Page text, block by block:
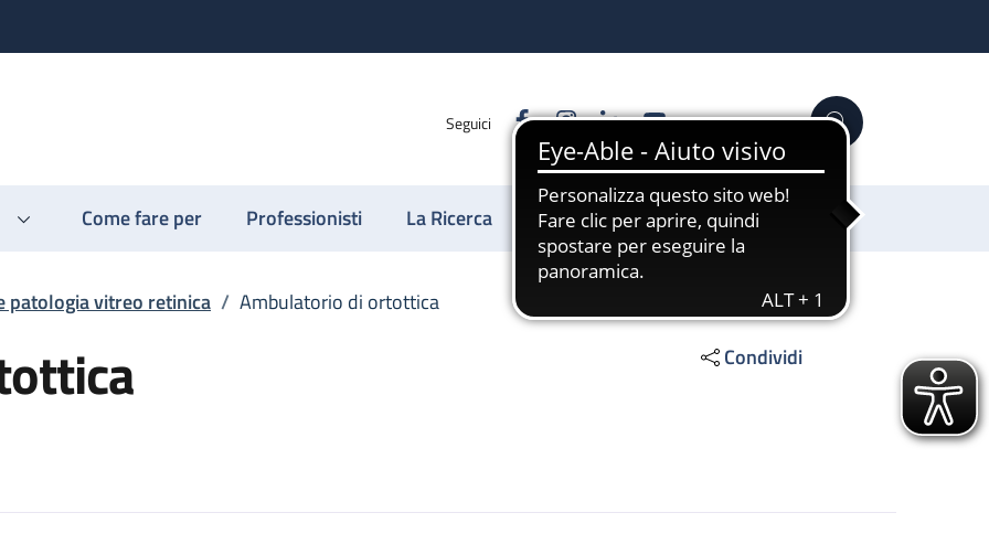
Seguici FacebookInstagram
LinkedinYouTube Cerca
Come fare per Professionisti La Ricerca Sostienici
patologia vitreo retinica / Ambulatorio di ortottica
Condividi